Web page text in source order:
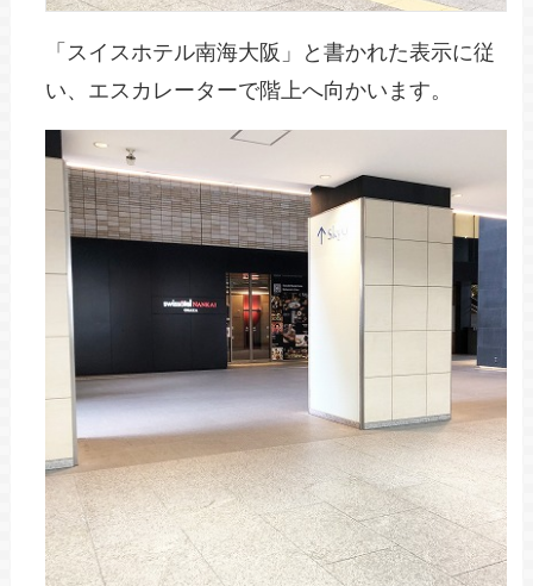
「スイスホテル南海大阪」と書かれた表示に従
い、エスカレーターで階上へ向かいます。